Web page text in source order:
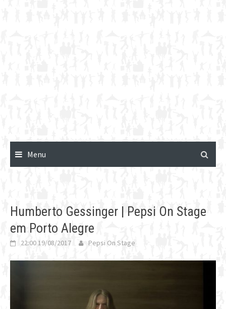
Menu
Humberto Gessinger | Pepsi On Stage
em Porto Alegre
22:00 19/08/2017 Pepsi On Stage